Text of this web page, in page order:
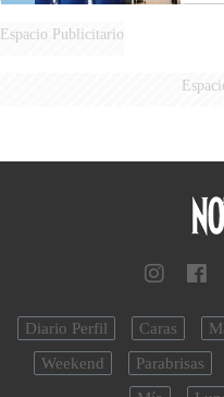
Espacio Publicitario
Diario Perfil Caras
Weekend
Parabrisas